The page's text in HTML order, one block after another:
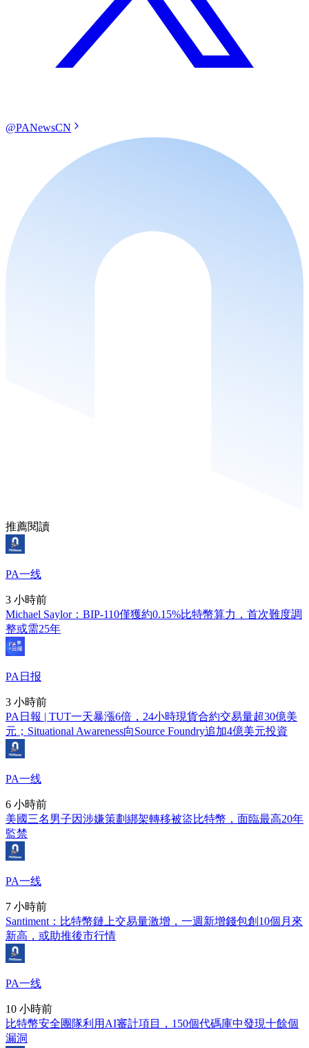
@PANewsCN
推薦閱讀
PA一线
3 小時前
Michael Saylor：BIP-110僅獲約0.15%比特幣算力，首次難度調
整或需25年
PA日报
3 小時前
PA日報 | TUT一天暴漲6倍，24小時現貨合約交易量超30億美
元；Situational Awareness向Source Foundry追加4億美元投資
PA一线
6 小時前
美國三名男子因涉嫌策劃綁架轉移被盜比特幣，面臨最高20年
監禁
PA一线
7 小時前
Santiment：比特幣鏈上交易量激增，一週新增錢包創10個月來
新高，或助推後市行情
PA一线
10 小時前
比特幣安全團隊利用AI審計項目，150個代碼庫中發現十餘個
漏洞